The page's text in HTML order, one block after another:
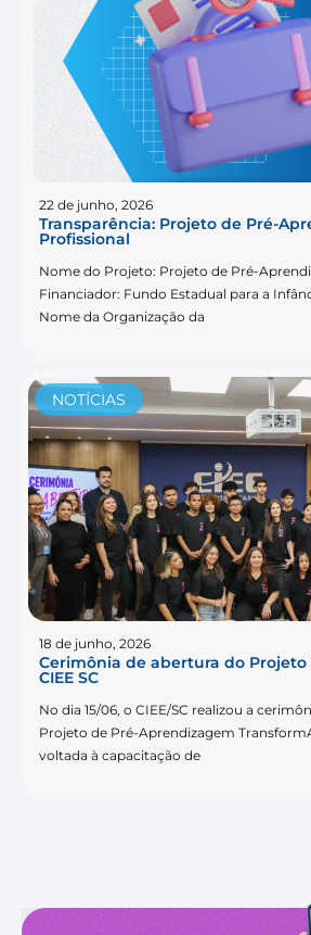
22 de junho, 2026
Transparência: Projeto de Pré-
Profissional
Nome do Projeto: Projeto de Pré-
Financiador: Fundo Estadual para a
Nome da Organização da
NOTÍCIAS
18 de junho, 2026
Cerimônia de abertura do Projeto
CIEE SC
No dia 15/06, o CIEE/SC realizou a
Projeto de Pré-Aprendizagem
voltada à capacitação de